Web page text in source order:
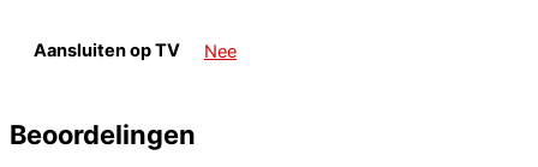
Aansluiten op TV Nee
Beoordelingen